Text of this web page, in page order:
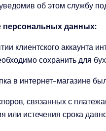
об этом службу
персональных данных:
клиентского аккаунта
сохранить для
в интернет-магазине
связанных с
или истечения срока